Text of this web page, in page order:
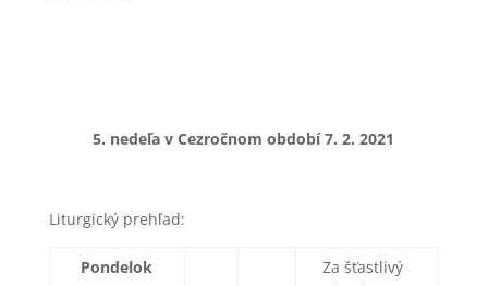
5. nedeľa v Cezročnom období 7. 2. 2021
Liturgický prehľad:
Pondelok
Za šťastlivý